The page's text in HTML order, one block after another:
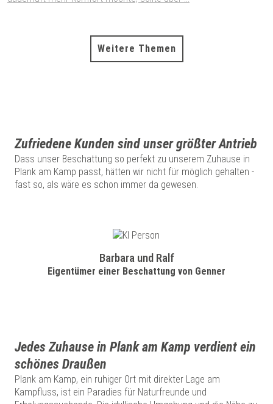
Weitere Themen
Zufriedene Kunden sind unser größter Antrieb
Dass unser Beschattung so perfekt zu unserem Zuhause in
Plank am Kamp passt, hätten wir nicht für möglich gehalten -
fast so, als wäre es schon immer da gewesen.
Barbara und Ralf
Eigentümer einer Beschattung von Genner
Jedes Zuhause in Plank am Kamp verdient ein
schönes Draußen
Plank am Kamp, ein ruhiger Ort mit direkter Lage am
Kampfluss, ist ein Paradies für Naturfreunde und